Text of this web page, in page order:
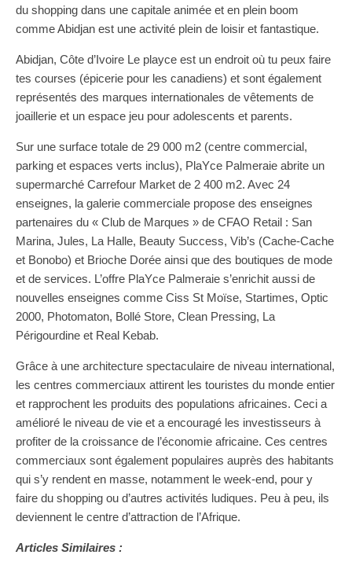
du shopping dans une capitale animée et en plein boom
comme Abidjan est une activité plein de loisir et fantastique.
Abidjan, Côte d’Ivoire Le playce est un endroit où tu peux faire
tes courses (épicerie pour les canadiens) et sont également
représentés des marques internationales de vêtements de
joaillerie et un espace jeu pour adolescents et parents.
Sur une surface totale de 29 000 m2 (centre commercial,
parking et espaces verts inclus), PlaYce Palmeraie abrite un
supermarché Carrefour Market de 2 400 m2. Avec 24
enseignes, la galerie commerciale propose des enseignes
partenaires du « Club de Marques » de CFAO Retail : San
Marina, Jules, La Halle, Beauty Success, Vib’s (Cache-Cache
et Bonobo) et Brioche Dorée ainsi que des boutiques de mode
et de services. L’offre PlaYce Palmeraie s’enrichit aussi de
nouvelles enseignes comme Ciss St Moïse, Startimes, Optic
2000, Photomaton, Bollé Store, Clean Pressing, La
Périgourdine et Real Kebab.
Grâce à une architecture spectaculaire de niveau international,
les centres commerciaux attirent les touristes du monde entier
et rapprochent les produits des populations africaines. Ceci a
amélioré le niveau de vie et a encouragé les investisseurs à
profiter de la croissance de l’économie africaine. Ces centres
commerciaux sont également populaires auprès des habitants
qui s’y rendent en masse, notamment le week-end, pour y
faire du shopping ou d’autres activités ludiques. Peu à peu, ils
deviennent le centre d’attraction de l’Afrique.
Articles Similaires :